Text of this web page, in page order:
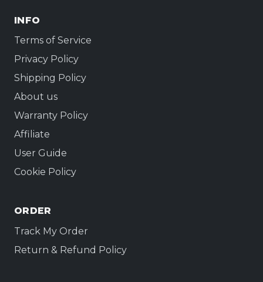
INFO
Terms of Service
Privacy Policy
Shipping Policy
About us
Warranty Policy
Affiliate
User Guide
Cookie Policy
ORDER
Track My Order
Return & Refund Policy